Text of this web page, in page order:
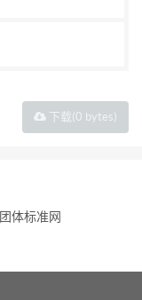
下载(0 bytes)
团体标准网